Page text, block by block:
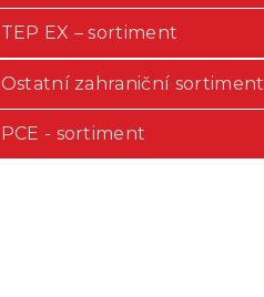
TEP EX – sortiment
Ostatní zahraniční sortiment
PCE - sortiment